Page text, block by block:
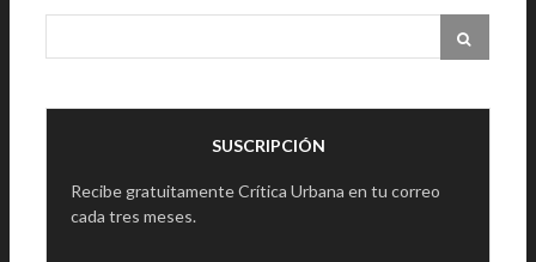
SUSCRIPCIÓN
Recibe gratuitamente Crítica Urbana en tu correo
cada tres meses.